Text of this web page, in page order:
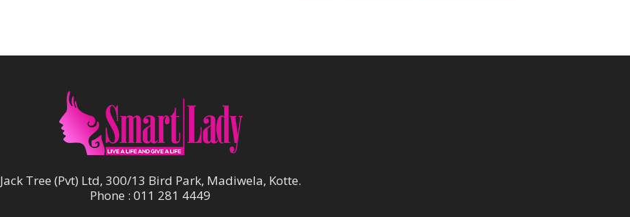
Jack Tree (Pvt) Ltd, 300/13 Bird Park, Madiwela, Kotte.
Phone : 011 281 4449